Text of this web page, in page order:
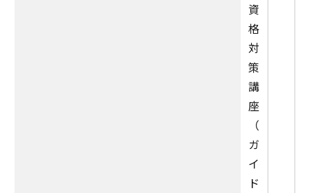
資
格
対
策
講
座
（
ガ
イ
ド